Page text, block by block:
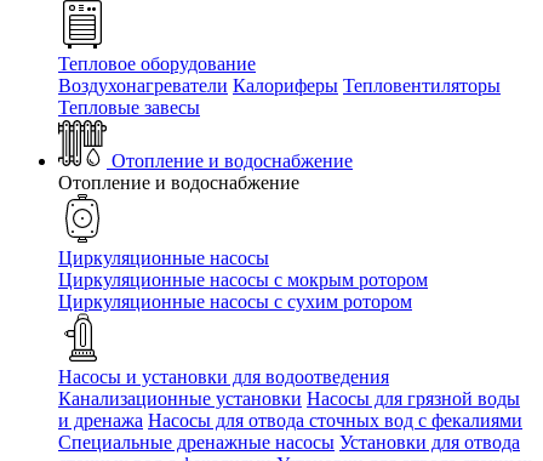
Тепловое оборудование
Воздухонагреватели Калориферы Тепловентиляторы
Тепловые завесы
Отопление и водоснабжение
Отопление и водоснабжение
Циркуляционные насосы
Циркуляционные насосы с мокрым ротором
Циркуляционные насосы с сухим ротором
Насосы и установки для водоотведения
Канализационные установки Насосы для грязной воды
и дренажа Насосы для отвода сточных вод c фекалиями
Специальные дренажные насосы Установки для отвода